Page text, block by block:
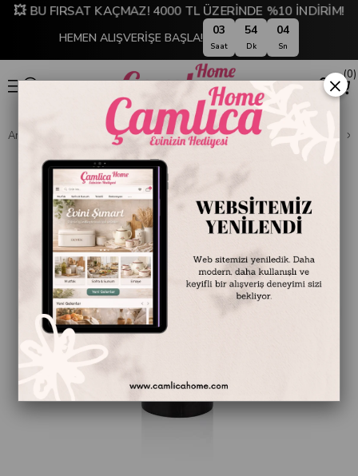
💥 BU FIRSAT KAÇMAZ! 4000 TL ÜZERİNDE %10 İNDİRİM!
HEMEN ALIŞVERİŞE BAŞLA! 03
Saat
54
Dk
03
Sn
0
Anasayfa DEKORASYON Ev Aksesuarları Dekoratif Obje ve Biblo
×